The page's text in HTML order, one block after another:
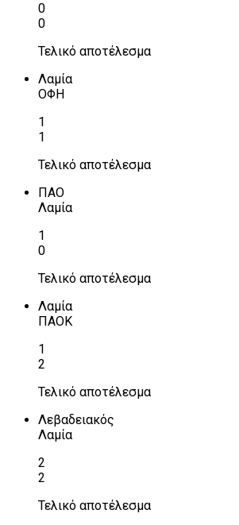
0
0
Τελικό αποτέλεσμα
Λαμία
ΟΦΗ
1
1
Τελικό αποτέλεσμα
ΠΑΟ
Λαμία
1
0
Τελικό αποτέλεσμα
Λαμία
ΠΑΟΚ
1
2
Τελικό αποτέλεσμα
Λεβαδειακός
Λαμία
2
2
Τελικό αποτέλεσμα